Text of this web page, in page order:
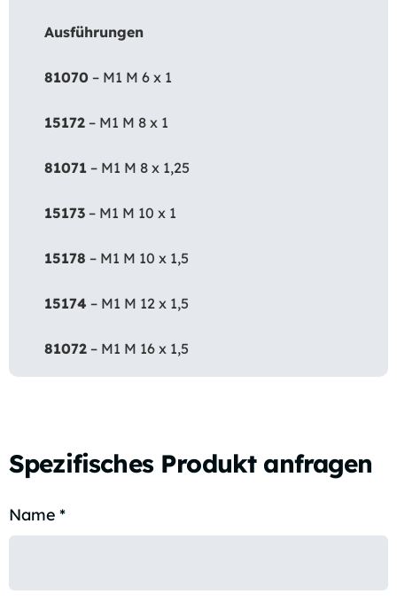
Ausführungen
81070 – M1 M 6 x 1
15172 – M1 M 8 x 1
81071 – M1 M 8 x 1,25
15173 – M1 M 10 x 1
15178 – M1 M 10 x 1,5
15174 – M1 M 12 x 1,5
81072 – M1 M 16 x 1,5
Spezifisches Produkt anfragen
Name *